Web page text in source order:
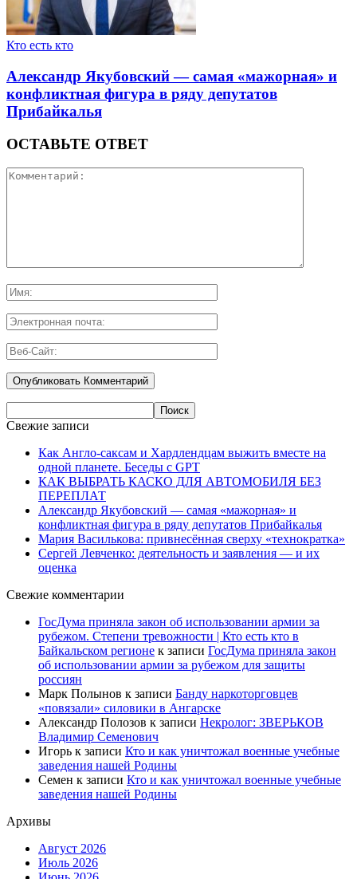
Кто есть кто
Александр Якубовский — самая «мажорная» и
конфликтная фигура в ряду депутатов
Прибайкалья
ОСТАВЬТЕ ОТВЕТ
Свежие записи
Как Англо-саксам и Хардлендцам выжить вместе на
одной планете. Беседы с GPT
КАК ВЫБРАТЬ КАСКО ДЛЯ АВТОМОБИЛЯ БЕЗ
ПЕРЕПЛАТ
Александр Якубовский — самая «мажорная» и
конфликтная фигура в ряду депутатов Прибайкалья
Мария Василькова: привнесённая сверху «технократка»
Сергей Левченко: деятельность и заявления — и их
оценка
Свежие комментарии
ГосДума приняла закон об использовании армии за
рубежом. Степени тревожности | Кто есть кто в
Байкальском регионе к записи ГосДума приняла закон
об использовании армии за рубежом для защиты
россиян
Марк Полынов к записи Банду наркоторговцев
«повязали» силовики в Ангарске
Александр Полозов к записи Некролог: ЗВЕРЬКОВ
Владимир Семенович
Игорь к записи Кто и как уничтожал военные учебные
заведения нашей Родины
Семен к записи Кто и как уничтожал военные учебные
заведения нашей Родины
Архивы
Август 2026
Июль 2026